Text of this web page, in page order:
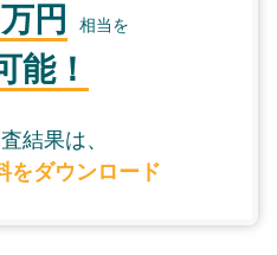
円 相当を
能！
結果は、
をダウンロード